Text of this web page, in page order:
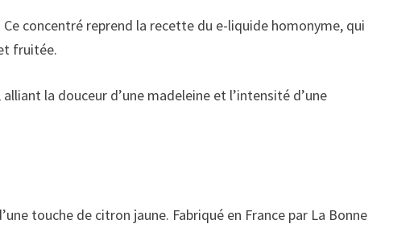
concentré reprend la recette du e-liquide homonyme, qui
fruitée.
la douceur d’une madeleine et l’intensité d’une
touche de citron jaune. Fabriqué en France par La Bonne